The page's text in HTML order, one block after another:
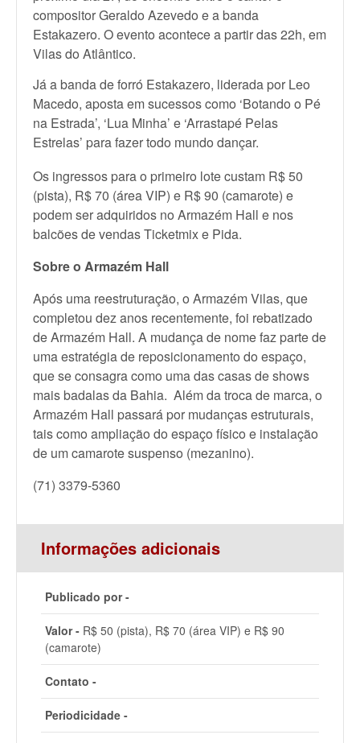
compositor Geraldo Azevedo e a banda
Estakazero. O evento acontece a partir das 22h, em
Vilas do Atlântico.
Já a banda de forró Estakazero, liderada por Leo
Macedo, aposta em sucessos como ‘Botando o Pé
na Estrada’, ‘Lua Minha’ e ‘Arrastapé Pelas
Estrelas’ para fazer todo mundo dançar.
Os ingressos para o primeiro lote custam R$ 50
(pista), R$ 70 (área VIP) e R$ 90 (camarote) e
podem ser adquiridos no Armazém Hall e nos
balcões de vendas Ticketmix e Pida.
Sobre o Armazém Hall
Após uma reestruturação, o Armazém Vilas, que
completou dez anos recentemente, foi rebatizado
de Armazém Hall. A mudança de nome faz parte de
uma estratégia de reposicionamento do espaço,
que se consagra como uma das casas de shows
mais badalas da Bahia. Além da troca de marca, o
Armazém Hall passará por mudanças estruturais,
tais como ampliação do espaço físico e instalação
de um camarote suspenso (mezanino).
(71) 3379-5360
Informações adicionais
Publicado por -
Valor - R$ 50 (pista), R$ 70 (área VIP) e R$ 90
(camarote)
Contato -
Periodicidade -